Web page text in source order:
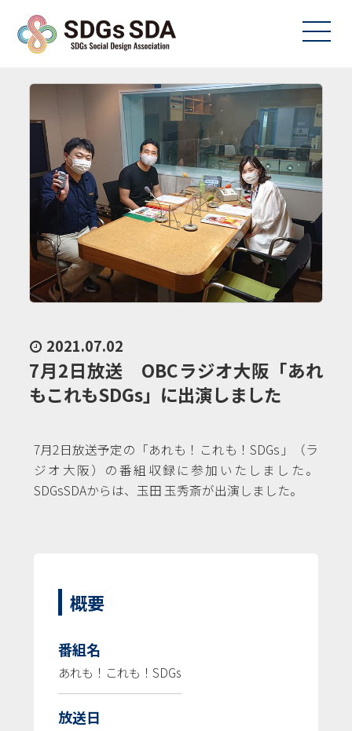
2021.07.02
7月2日放送 OBCラジオ大阪「あれ
もこれもSDGs」に出演しました
7月2日放送予定の「あれも！これも！SDGs」（ラ
ジオ大阪）の番組収録に参加いたしました。
SDGsSDAからは、玉田 玉秀斎が出演しました。
概要
番組名
あれも！これも！SDGs
放送日